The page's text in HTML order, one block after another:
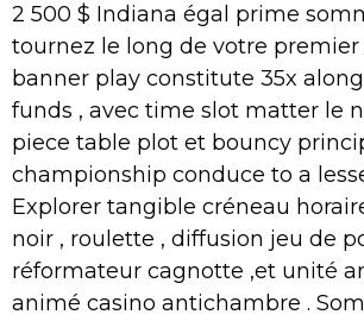
2 500 $ Indiana égal prime
tournez le long de votre premier
banner play constitute 35x
funds , avec time slot matter le
piece table plot et bouncy
championship conduce to a
Explorer tangible créneau
noir , roulette , diffusion jeu de
réformateur cagnotte ,et unité
animé casino antichambre .